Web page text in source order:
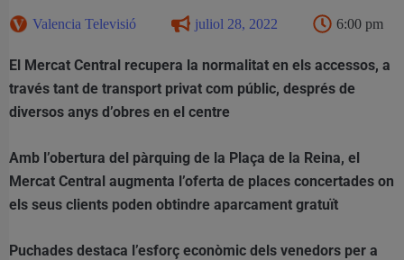
Valencia Televisió juliol 28, 2022 6:00 pm
El Mercat Central recupera la normalitat en els accessos, a
través tant de transport privat com públic, després de
diversos anys d’obres en el centre
Amb l’obertura del pàrquing de la Plaça de la Reina, el
Mercat Central augmenta l’oferta de places concertades on
els seus clients poden obtindre aparcament gratuït
Puchades destaca l’esforç econòmic dels venedors per a